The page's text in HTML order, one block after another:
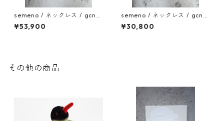
semeno / ネックレス / gcn-
09 / 25aw
¥53,900
semeno / ネックレス / gcn-
07 / 25aw
¥30,800
その他の商品